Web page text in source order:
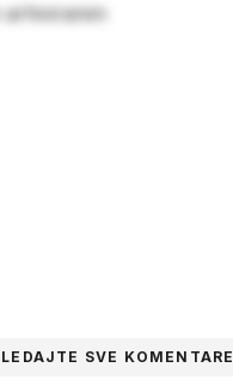
SVE KOMENTARE